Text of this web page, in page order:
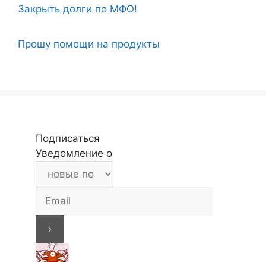
Закрыть долги по МФО!
Прошу помощи на продукты
Подписаться
Уведомление о